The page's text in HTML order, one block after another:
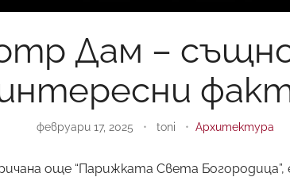
Дам –
февруари 17, 2025 • toni • Архитектура
още “Парижката Света Богородица”,